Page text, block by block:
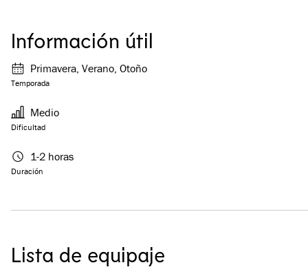
Información útil
Temporada
Primavera, Verano, Otoño
Dificultad
Medio
Duración
1-2 horas
Lista de equipaje